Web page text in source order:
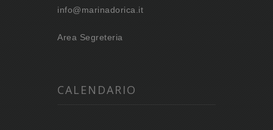
info@marinadorica.it
Area Segreteria
CALENDARIO